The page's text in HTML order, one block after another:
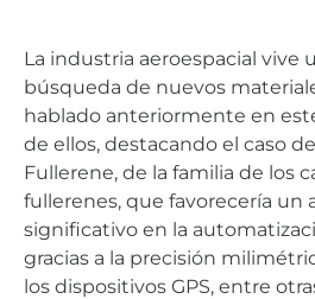
La industria aeroespacial vive
búsqueda de nuevos
hablado anteriormente en
de ellos, destacando el caso
Fullerene, de la familia de los
fullerenes, que favorecería un
significativo en la
gracias a la precisión
los dispositivos GPS, entre